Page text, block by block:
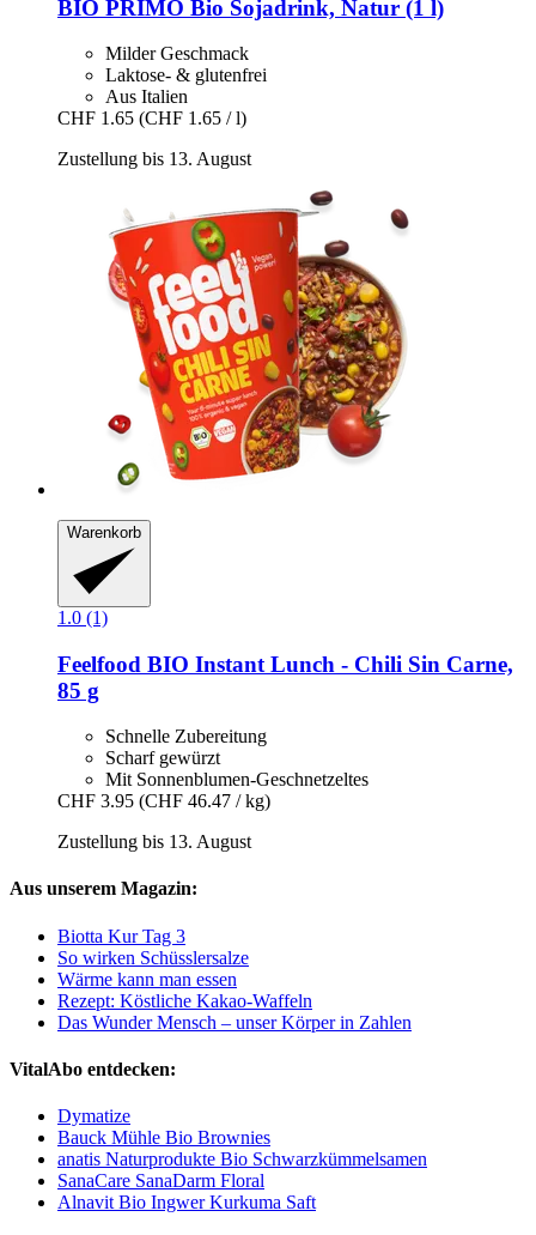
BIO PRIMO Bio Sojadrink, Natur (1 l)
Milder Geschmack
Laktose- & glutenfrei
Aus Italien
CHF 1.65 (CHF 1.65 / l)
Zustellung bis 13. August
Warenkorb
1.0 (1)
Feelfood BIO Instant Lunch -​ Chili Sin Carne,
85 g
Schnelle Zubereitung
Scharf gewürzt
Mit Sonnenblumen-Geschnetzeltes
CHF 3.95 (CHF 46.47 / kg)
Zustellung bis 13. August
Aus unserem Magazin:
Biotta Kur Tag 3
So wirken Schüsslersalze
Wärme kann man essen
Rezept: Köstliche Kakao-Waffeln
Das Wunder Mensch – unser Körper in Zahlen
VitalAbo entdecken:
Dymatize
Bauck Mühle Bio Brownies
anatis Naturprodukte Bio Schwarzkümmelsamen
SanaCare SanaDarm Floral
Alnavit Bio Ingwer Kurkuma Saft